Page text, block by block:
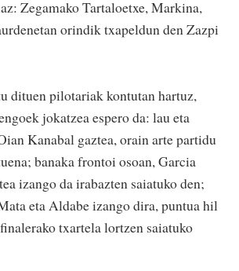
Zegamako Tartaloetxe, Markina,
orindik txapeldun den Zazpi
dituen pilotariak kontutan hartuz,
jokatzea espero da: lau eta
Kanabal gaztea, orain arte partidu
banaka frontoi osoan, Garcia
izango da irabazten saiatuko den;
eta Aldabe izango dira, puntua hil
txartela lortzen saiatuko